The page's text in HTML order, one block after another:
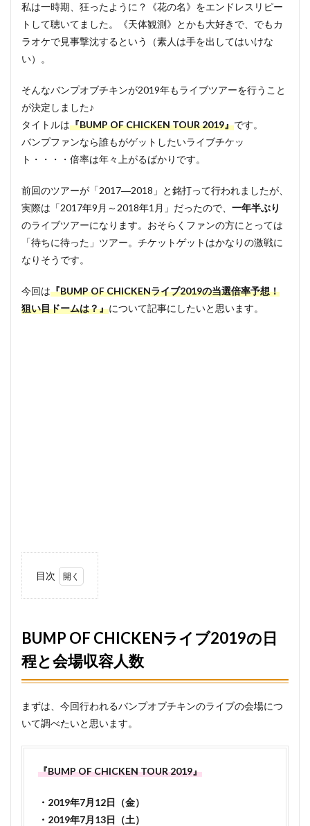
私は一時期、狂ったように？《花の名》をエンドレスリピー
トして聴いてました。《天体観測》とかも大好きで、でもカ
ラオケで見事撃沈するという（素人は手を出してはいけな
い）。
そんなバンプオブチキンが2019年もライブツアーを行うこと
が決定しました♪
タイトルは『BUMP OF CHICKEN TOUR 2019』です。
バンプファンなら誰もがゲットしたいライブチケッ
ト・・・・倍率は年々上がるばかりです。
前回のツアーが「2017―2018」と銘打って行われましたが、
実際は「2017年9月～2018年1月」だったので、 一年半ぶり
のライブツアーになります。おそらくファンの方にとっては
「待ちに待った」ツアー。チケットゲットはかなりの激戦に
なりそうです。
今回は『BUMP OF CHICKENライブ2019の当選倍率予想！
狙い目ドームは？』について記事にしたいと思います。
目次
CHICKEN
ライブ
2019の日
程と会場
収容人数
2
バン
プこと
BUMP
ライブ
2019の当
想
BUMP OF CHICKENライブ2019の日
程と会場収容人数
まずは、今回行われるバンプオブチキンのライブの会場につ
いて調べたいと思います。
『BUMP OF CHICKEN TOUR 2019』
・2019年7月12日（金）
・2019年7月13日（土）